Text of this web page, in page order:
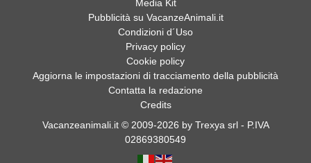
Media Kit
Pubblicità su VacanzeAnimali.it
Condizioni d´Uso
Privacy policy
Cookie policy
Aggiorna le impostazioni di tracciamento della pubblicità
Contatta la redazione
Credits
Vacanzeanimali.it © 2009-2026 by Trexya srl - P.IVA
02869380549